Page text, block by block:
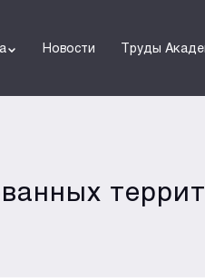
Новости Труды